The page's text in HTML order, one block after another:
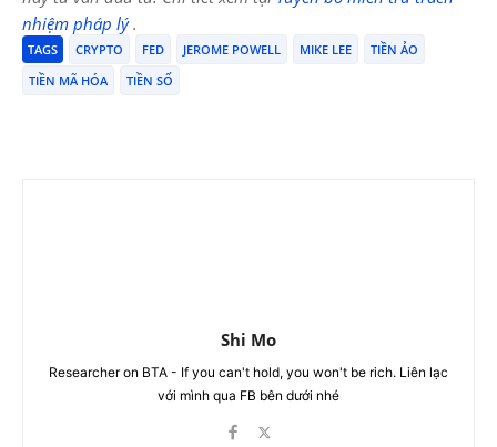
nhiệm pháp lý.
TAGS CRYPTO FED JEROME POWELL MIKE LEE
TIỀN ẢO
TIỀN MÃ HÓA
TIỀN SỐ
Shi Mo
Researcher on BTA - If you can't hold, you won't be rich. Liên lạc
với mình qua FB bên dưới nhé